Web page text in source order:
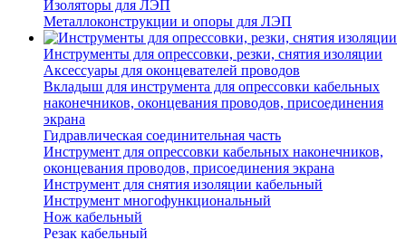
Изоляторы для ЛЭП
Металлоконструкции и опоры для ЛЭП
Инструменты для опрессовки, резки, снятия изоляции
Аксессуары для оконцевателей проводов
Вкладыш для инструмента для опрессовки кабельных
наконечников, оконцевания проводов, присоединения
экрана
Гидравлическая соединительная часть
Инструмент для опрессовки кабельных наконечников,
оконцевания проводов, присоединения экрана
Инструмент для снятия изоляции кабельный
Инструмент многофункциональный
Нож кабельный
Резак кабельный